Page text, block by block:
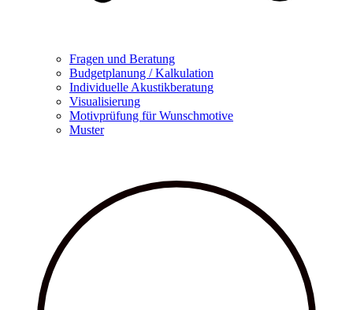
Fragen und Beratung
Budgetplanung / Kalkulation
Individuelle Akustikberatung
Visualisierung
Motivprüfung für Wunschmotive
Muster